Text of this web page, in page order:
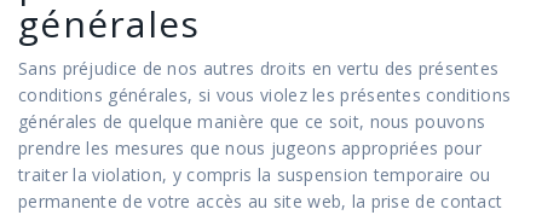
générales
Sans préjudice de nos autres droits en vertu des présentes
conditions générales, si vous violez les présentes conditions
générales de quelque manière que ce soit, nous pouvons
prendre les mesures que nous jugeons appropriées pour
traiter la violation, y compris la suspension temporaire ou
permanente de votre accès au site web, la prise de contact